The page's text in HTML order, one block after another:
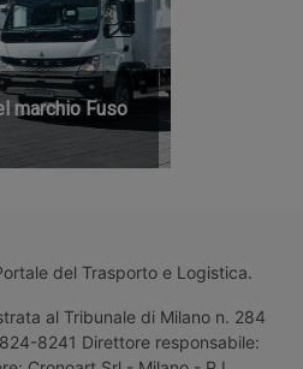
marchio Fuso
del Trasporto e Logistica.
al Tribunale di Milano n. 284
8241 Direttore responsabile: